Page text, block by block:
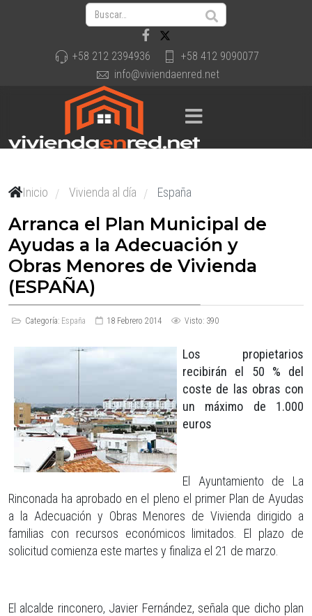
+58 212 2394936
+58 412 9090077
info@viviendaenred.net
Inicio / Vivienda al día / España
Arranca el Plan Municipal de
Ayudas a la Adecuación y
Obras Menores de Vivienda
(ESPAÑA)
Categoría: España 18 Febrero 2014 Visto: 390
Los propietarios
recibirán el 50 % del
coste de las obras con
un máximo de 1.000
euros
El Ayuntamiento de La
Rinconada ha aprobado en el pleno el primer Plan de Ayudas
a la Adecuación y Obras Menores de Vivienda dirigido a
familias con recursos económicos limitados. El plazo de
solicitud comienza este martes y finaliza el 21 de marzo.
El alcalde rinconero, Javier Fernández, señala que dicho plan